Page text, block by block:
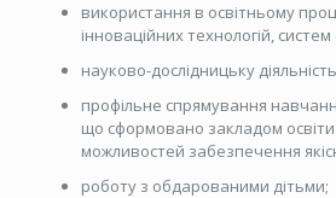
використання в освітньому
інноваційних технологій,
науково-дослідницьку
профільне спрямування
що сформовано закладом
можливостей забезпечення
роботу з обдарованими дітьми;